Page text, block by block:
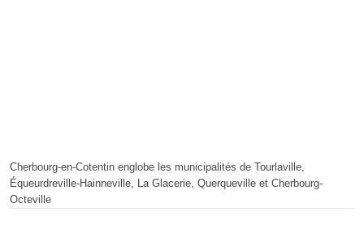
Cherbourg-en-Cotentin englobe les municipalités de Tourlaville,
Équeurdreville-Hainneville, La Glacerie, Querqueville et Cherbourg-
Octeville